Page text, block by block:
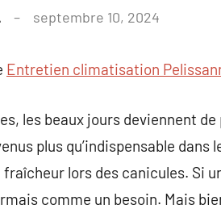
septembre 10, 2024
Entretien climatisation
les beaux jours deviennent
plus qu’indispensable
fraîcheur lors des canicules. Si
comme un besoin. Mais